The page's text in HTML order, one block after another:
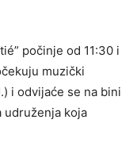
počinje od 11:30 i
muzički
i odvijaće se na bini
udruženja koja